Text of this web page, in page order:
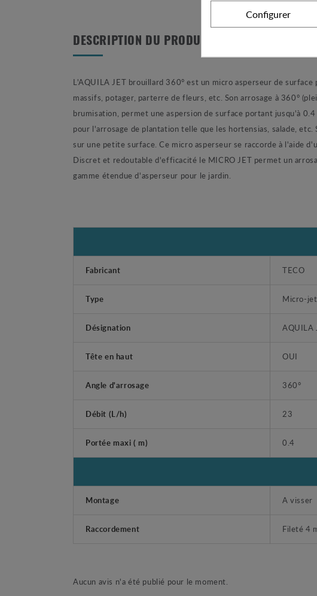
DESCRIPTION DU PRODUIT
L'AQUILA JET brouillard 360° est un micro asperseur de
massifs, potager, parterre de fleurs, etc. Son arrosage à 360°
brumisation, permet une aspersion de surface portant jusqu'à
pour l'arrosage de plantation telle que les hortensias, salade,
sur une petite surface. Ce micro asperseur se raccorde à l'aide
Discret et redoutable d'efficacité le MICRO JET permet un
gamme étendue d'asperseur pour le jardin.
Fabricant TECO
Type Micro-jet
Désignation AQUILA
Tête en haut OUI
Angle d'arrosage 360°
Débit (L/h) 23
Portée maxi ( m) 0.4
Montage A visser
Raccordement Fileté 4
Aucun avis n'a été publié pour le moment.
Configurer